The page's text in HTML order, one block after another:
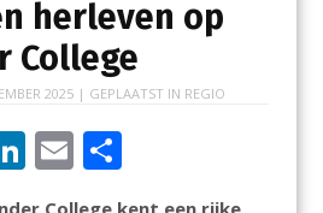
herleven op
College
2025| GEPLAATST IN REGIO
Li E
m
D
el